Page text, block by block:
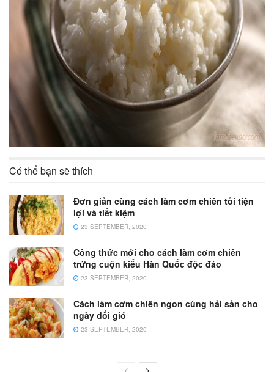
Có thể bạn sẽ thích
Đơn giản cùng cách làm cơm chiên tỏi tiện
lợi và tiết kiệm
23 SEPTEMBER, 2020
Công thức mới cho cách làm cơm chiên
trứng cuộn kiểu Hàn Quốc độc đáo
23 SEPTEMBER, 2020
Cách làm cơm chiên ngon cùng hải sản cho
ngày đổi gió
23 SEPTEMBER, 2020